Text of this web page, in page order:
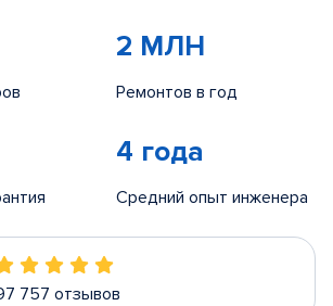
2 МЛН
Ремонтов в год
4 года
Средний опыт инженера
757 отзывов